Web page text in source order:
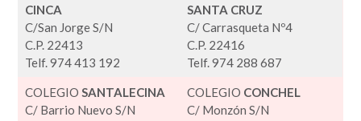
CINCA
C/San Jorge S/N
C.P. 22413
Telf. 974 413 192
SANTA CRUZ
C/ Carrasqueta Nº4
C.P. 22416
Telf. 974 288 687
COLEGIO SANTALECINA
C/ Barrio Nuevo S/N
COLEGIO CONCHEL
C/ Monzón S/N